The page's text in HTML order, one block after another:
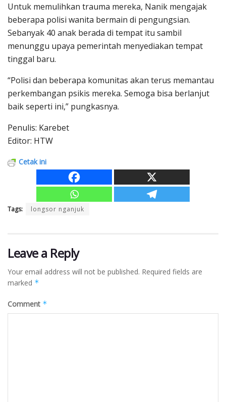
Untuk memulihkan trauma mereka, Nanik mengajak
beberapa polisi wanita bermain di pengungsian.
Sebanyak 40 anak berada di tempat itu sambil
menunggu upaya pemerintah menyediakan tempat
tinggal baru.
“Polisi dan beberapa komunitas akan terus memantau
perkembangan psikis mereka. Semoga bisa berlanjut
baik seperti ini,” pungkasnya.
Penulis: Karebet
Editor: HTW
Cetak ini
Tags: longsor nganjuk
Leave a Reply
Your email address will not be published. Required fields are
marked *
Comment *